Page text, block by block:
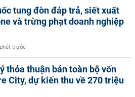
tung đòn đáp trả, siết xuất
và trừng phạt doanh nghiệp
trước
thỏa thuận bán toàn bộ vốn
City, dự kiến thu về 270 triệu